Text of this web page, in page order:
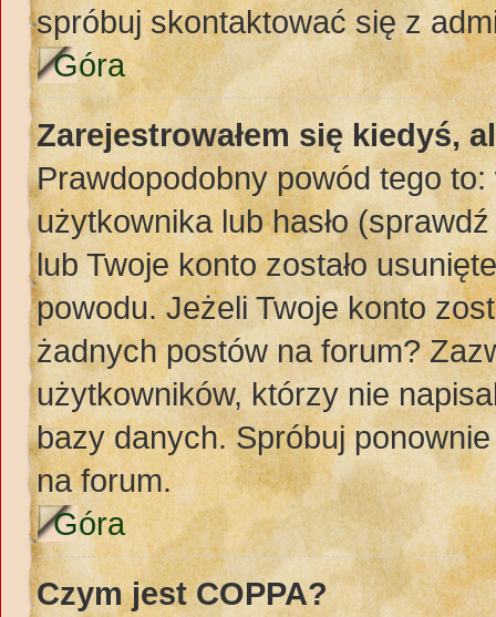
spróbuj skontaktować się z
Góra
Zarejestrowałem się kiedyś,
Prawdopodobny powód tego
użytkownika lub hasło
lub Twoje konto zostało
powodu. Jeżeli Twoje konto
żadnych postów na forum?
użytkowników, którzy nie
bazy danych. Spróbuj
na forum.
Góra
Czym jest COPPA?